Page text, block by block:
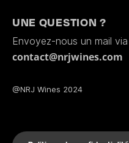
UNE QUESTION ?
Envoyez-nous un mail via
contact@nrjwines.com
@NRJ Wines 2024